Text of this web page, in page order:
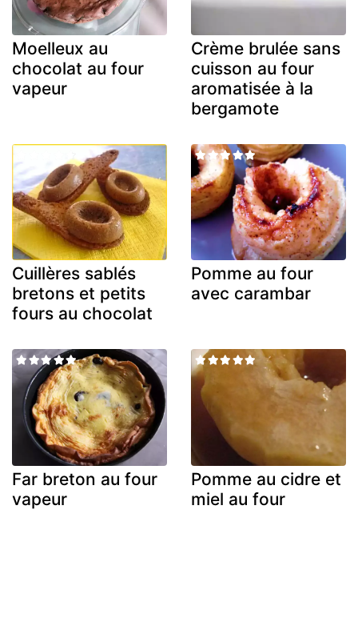
Moelleux au
chocolat au four
vapeur
Crème brulée sans
cuisson au four
aromatisée à la
bergamote
Cuillères sablés
bretons et petits
fours au chocolat
Pomme au four
avec carambar
Far breton au four
vapeur
Pomme au cidre et
miel au four